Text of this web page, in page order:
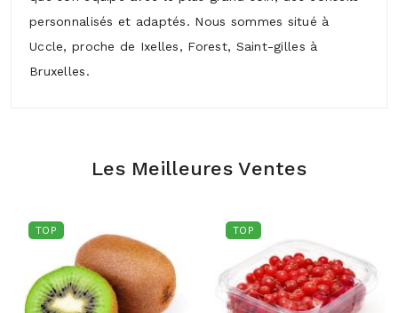
personnalisés et adaptés. Nous sommes situé à
Uccle, proche de Ixelles, Forest, Saint-gilles à
Bruxelles.
Les Meilleures Ventes
TOP TOP